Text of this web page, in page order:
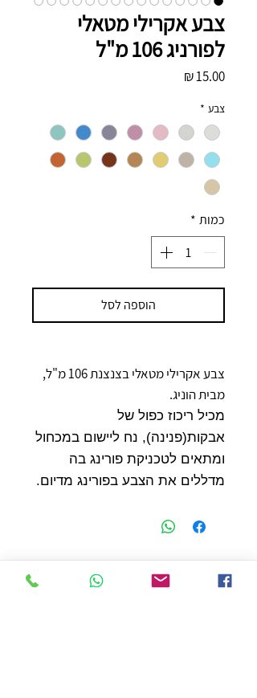
צבע אקרילי מטאלי
לפורניג 106 מ"ל
צבע *
כמות *
הוספה לסל
צבע אקרילי מטאלי בצנצנת 106 מ"ל,
מבית הוניג.
מכיל ריכוז כפול של
אבקות(פנינה), נח ליישום במכחול
ומתאים לטכניקת פורינג בה
מדללים את הצבע בפורינג מדיום.